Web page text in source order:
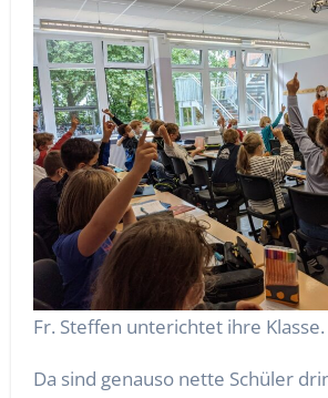
Fr. Steffen unterichtet ihre Klasse.
Da sind genauso nette Schüler